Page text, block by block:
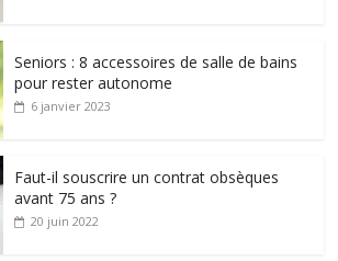
Seniors : 8 accessoires de salle de bains
pour rester autonome
6 janvier 2023
Faut-il souscrire un contrat obsèques
avant 75 ans ?
20 juin 2022